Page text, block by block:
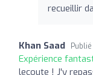
recueillir
Khan Saad
Expérience
lecoute ! J'y